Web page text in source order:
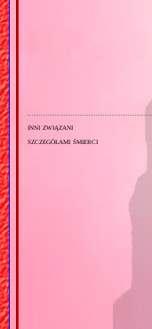
inni związani
szczegółami śmierci